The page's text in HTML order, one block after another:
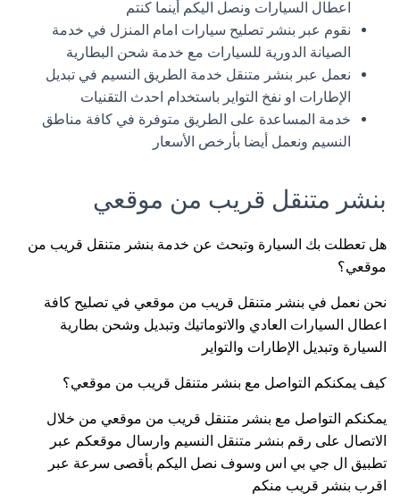
اعطال السيارات ونصل اليكم أينما كنتم
نقوم عبر بنشر تصليح سيارات امام المنزل في خدمة
الصيانة الدورية للسيارات مع خدمة شحن البطارية
نعمل عبر بنشر متنقل خدمة الطريق النسيم في تبديل
الإطارات او نفخ التواير باستخدام احدث التقنيات
خدمة المساعدة على الطريق متوفرة في كافة مناطق
النسيم ونعمل أيضا بأرخص الأسعار
بنشر متنقل قريب من موقعي
هل تعطلت بك السيارة وتبحث عن خدمة بنشر متنقل قريب من
موقعي؟
نحن نعمل في بنشر متنقل قريب من موقعي في تصليح كافة
اعطال السيارات العادي والاتوماتيك وتبديل وشحن بطارية
السيارة وتبديل الإطارات والتواير
كيف يمكنكم التواصل مع بنشر متنقل قريب من موقعي؟
يمكنكم التواصل مع بنشر متنقل قريب من موقعي من خلال
الاتصال على رقم بنشر متنقل النسيم وارسال موقعكم عبر
تطبيق ال جي بي اس وسوف نصل اليكم بأقصى سرعة عبر
اقرب بنشر قريب منكم